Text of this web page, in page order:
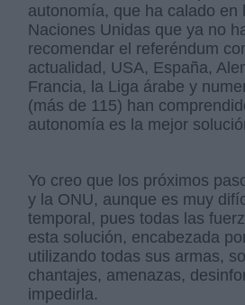
autonomía, que ha calado en
Naciones Unidas que ya no
recomendar el referéndum
actualidad, USA, España,
Francia, la Liga árabe y
(más de 115) han
autonomía es la mejor
Yo creo que los próximos
y la ONU, aunque es muy
temporal, pues todas las
esta solución, encabezada
utilizando todas sus armas,
chantajes, amenazas,
impedirla.